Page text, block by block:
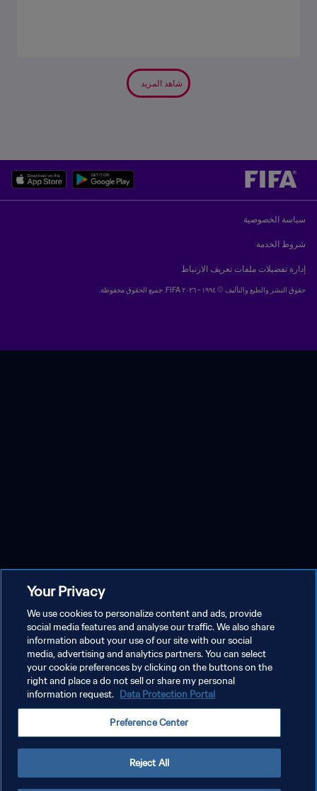
شاهد المزيد
سياسة الخصوصية
شروط الخدمة
إدارة تفضيلات ملفات تعريف الارتباط
حقوق النشر والطبع والتأليف © ١٩٩٤ - ٢٠٢٦ FIFA. جميع الحقوق محفوظة.
Your Privacy
We use cookies to personalize content and ads, provide
social media features and analyse our traffic. We also share
information about your use of our site with our social
media, advertising and analytics partners. You can select
your cookie preferences by clicking on the buttons on the
right and place a do not sell or share my personal
information request. Data Protection Portal
Preference Center
Reject All